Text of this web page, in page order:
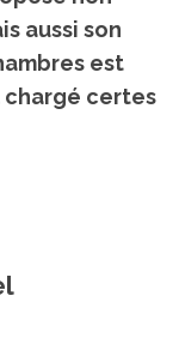
aussi son
est
chargé certes